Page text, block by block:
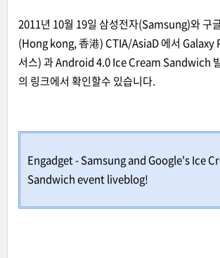
2011년 10월 19일 삼성전자(Samsung)와 구
(Hong kong, 香港) CTIA/AsiaD 에서 Galaxy
서스) 과 Android 4.0 Ice Cream Sandwich
의 링크에서 확인할수 있습니다.
Engadget-Samsung and Google's Ice
Sandwich event liveblog!